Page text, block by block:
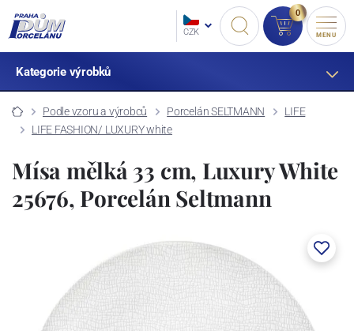
CZK
0
MENU
Kategorie výrobků
Podle vzoru a výrobců Porcelán SELTMANN
LIFE
LIFE FASHION/ LUXURY white
Mísa mělká 33 cm, Luxury White
25676, Porcelán Seltmann